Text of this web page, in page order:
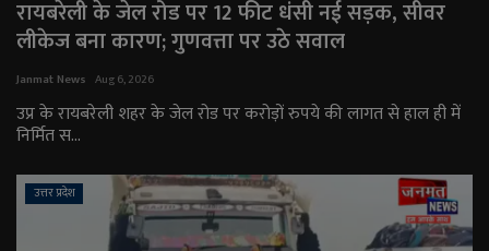
रायबरेली के जेल रोड पर 12 फीट धंसी नई सड़क, सीवर
लीकेज बना कारण; गुणवत्ता पर उठे सवाल
Janmat News Aug 6, 2026
उप्र के रायबरेली शहर के जेल रोड पर करोड़ों रुपये की लागत से हाल ही में
निर्मित स...
उत्तर प्रदेश